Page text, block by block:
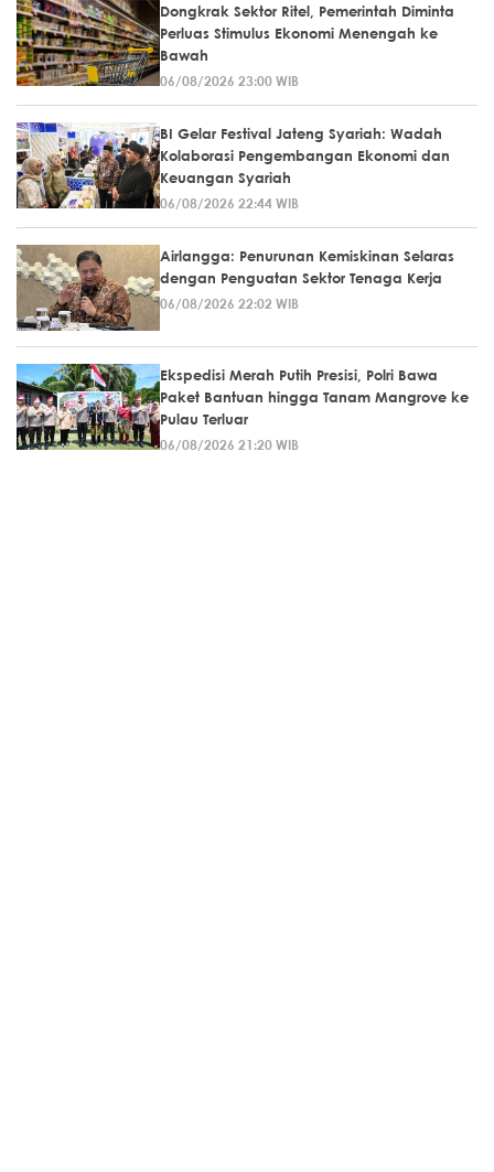
Dongkrak Sektor Ritel, Pemerintah Diminta
Perluas Stimulus Ekonomi Menengah ke
Bawah
06/08/2026 23:00 WIB
BI Gelar Festival Jateng Syariah: Wadah
Kolaborasi Pengembangan Ekonomi dan
Keuangan Syariah
06/08/2026 22:44 WIB
Airlangga: Penurunan Kemiskinan Selaras
dengan Penguatan Sektor Tenaga Kerja
06/08/2026 22:02 WIB
Ekspedisi Merah Putih Presisi, Polri Bawa
Paket Bantuan hingga Tanam Mangrove ke
Pulau Terluar
06/08/2026 21:20 WIB